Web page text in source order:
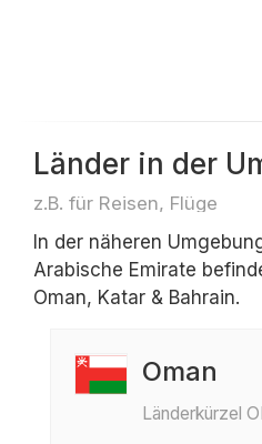
Länder in der
z.B. für Reisen, Flüge
In der näheren
Arabische Emirate
Oman, Katar & Bahrain.
Oman
Länderkürzel